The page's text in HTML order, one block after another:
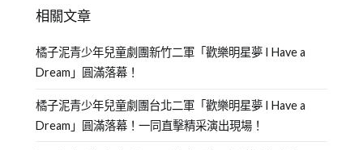
相關文章
橘子泥青少年兒童劇團新竹二軍「歡樂明星夢 I Have a
Dream」圓滿落幕！
橘子泥青少年兒童劇團台北二軍「歡樂明星夢 I Have a
Dream」圓滿落幕！一同直擊精采演出現場！